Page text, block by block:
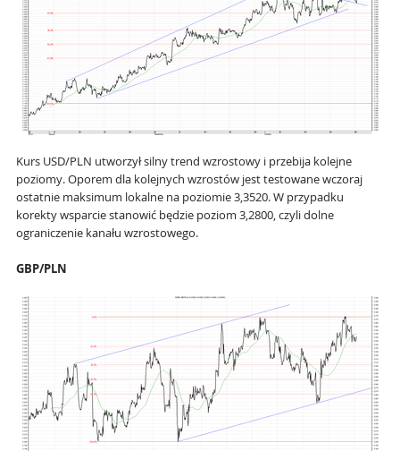
Kurs USD/PLN utworzył silny trend wzrostowy i przebija kolejne
poziomy. Oporem dla kolejnych wzrostów jest testowane wczoraj
ostatnie maksimum lokalne na poziomie 3,3520. W przypadku
korekty wsparcie stanowić będzie poziom 3,2800, czyli dolne
ograniczenie kanału wzrostowego.
GBP/PLN